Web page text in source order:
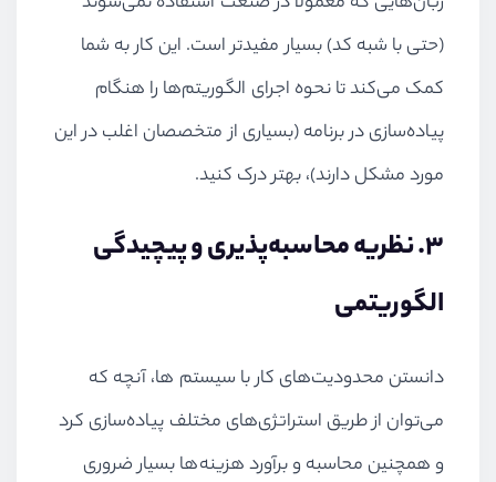
(حتی با شبه کد) بسیار مفیدتر است. این کار به شما
کمک می‌کند تا نحوه اجرای الگوریتم‌ها را هنگام
پیاده‌سازی در برنامه (بسیاری از متخصصان اغلب در این
مورد مشکل دارند)، بهتر درک کنید.
3. نظریه محاسبه‌پذیری و پیچیدگی
الگوریتمی
دانستن محدودیت‌های کار با سیستم ها، آنچه که
می‌توان از طریق استراتژی‌های مختلف پیاده‌سازی کرد
و همچنین محاسبه و برآورد هزینهها بسیار ضروری